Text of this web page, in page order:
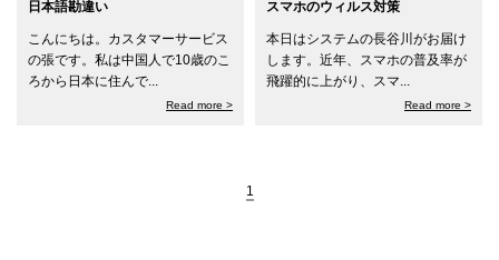
日本語勘違い
こんにちは。カスタマーサービス
の張です。私は中国人で10歳のこ
ろから日本に住んで...
Read more >
スマホのウィルス対策
本日はシステムの長谷川がお届け
します。近年、スマホの普及率が
飛躍的に上がり、スマ...
Read more >
1